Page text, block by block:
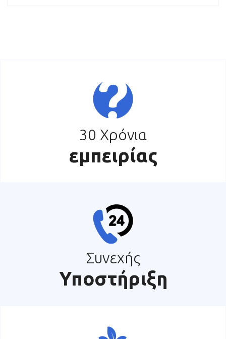
30 Χρόνια
εμπειρίας
Συνεχής
Υποστήριξη